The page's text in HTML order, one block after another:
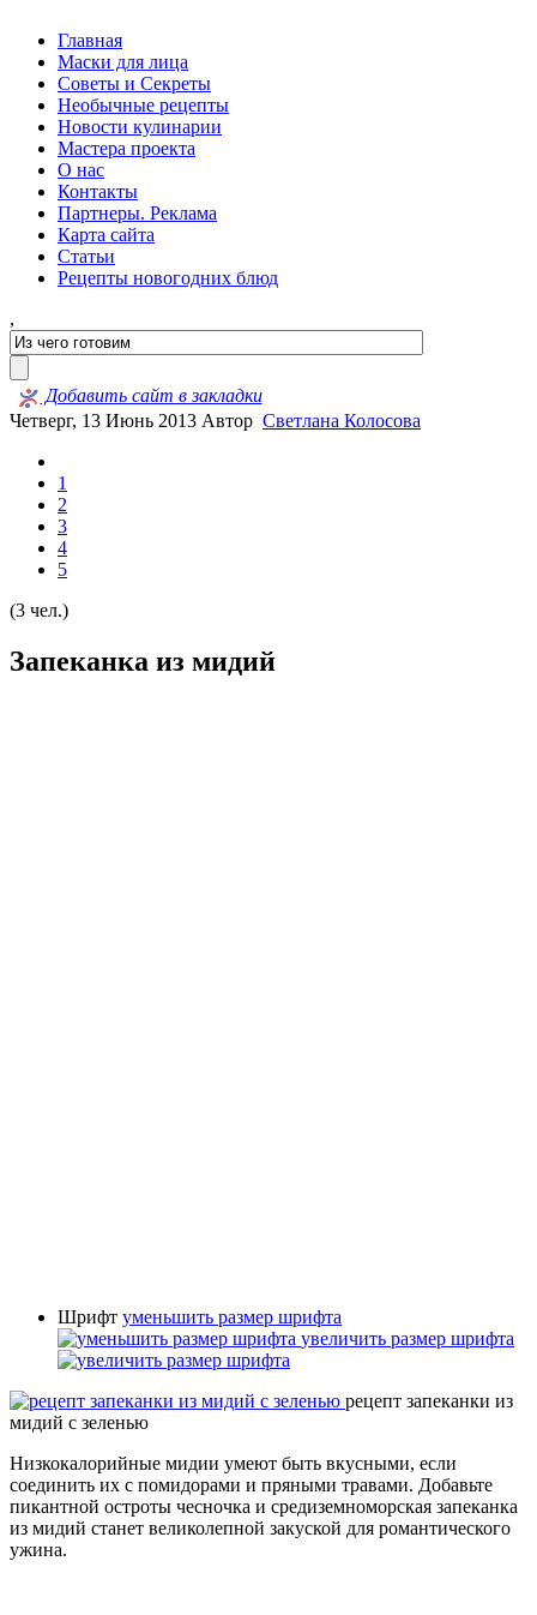
Главная
Маски для лица
Советы и Секреты
Необычные рецепты
Новости кулинарии
Мастера проекта
О нас
Контакты
Партнеры. Реклама
Карта сайта
Статьи
Рецепты новогодних блюд
,
Добавить сайт в закладки
Четверг, 13 Июнь 2013 Автор Светлана Колосова
1
2
3
4
5
(3 чел.)
Запеканка из мидий
Шрифт уменьшить размер шрифта
увеличить размер шрифта
рецепт запеканки из
мидий с зеленью
Низкокалорийные мидии умеют быть вкусными, если
соединить их с помидорами и пряными травами. Добавьте
пикантной остроты чесночка и средиземноморская запеканка
из мидий станет великолепной закуской для романтического
ужина.